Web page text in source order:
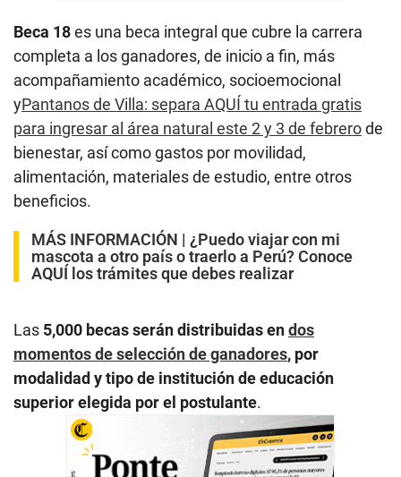
Beca 18es una beca integral que cubre la carrera
completa a los ganadores, de inicio a fin, más
acompañamiento académico, socioemocional
yPantanos de Villa: separa AQUÍ tu entrada gratis
para ingresar al área natural este 2 y 3 de febrerode
bienestar, así como gastos por movilidad,
alimentación, materiales de estudio, entre otros
beneficios.
MÁS INFORMACIÓN | ¿Puedo viajar con mi
mascota a otro país o traerlo a Perú? Conoce
AQUÍ los trámites que debes realizar
Las 5,000 becasserán distribuidas endos
momentos de selección de ganadores, por
modalidad y tipo de institución de educación
superior elegida por el postulante.